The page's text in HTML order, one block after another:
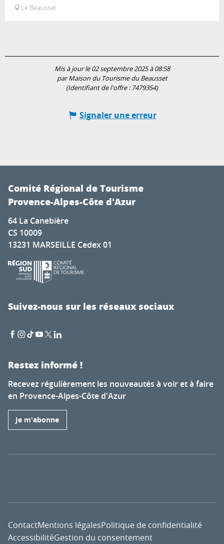
Le Beausset
Mis à jour le 02 septembre 2025 à 08:58
par Maison du Tourisme du Beausset
(Identifiant de l'offre : 7479354)
Signaler une erreur
Comité Régional de Tourisme
Provence-Alpes-Côte d'Azur
64 La Canebière
CS 10009
13231 MARSEILLE Cedex 01
Suivez-nous sur les réseaux sociaux
Restez informé !
Recevez régulièrement les nouveautés à voir et à faire
en Provence-Alpes-Côte d'Azur
Je m'abonne
ContactMentions légalesPolitique de confidentialité
AccessibilitéGestion du consentement